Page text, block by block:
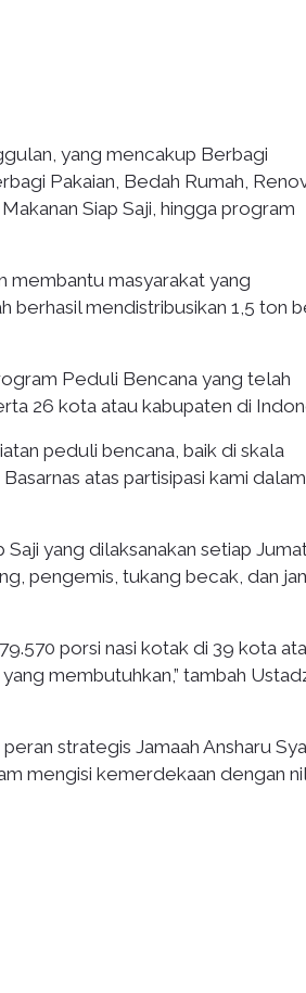
yang mencakup Berbagi
Pakaian, Bedah Rumah,
Siap Saji, hingga program
membantu masyarakat yang
berhasil mendistribusikan 1,5 ton
Peduli Bencana yang telah
26 kota atau kabupaten di
peduli bencana, baik di skala
atas partisipasi kami dalam
yang dilaksanakan setiap
pengemis, tukang becak, dan
porsi nasi kotak di 39 kota
membutuhkan,” tambah
strategis Jamaah Ansharu
mengisi kemerdekaan dengan